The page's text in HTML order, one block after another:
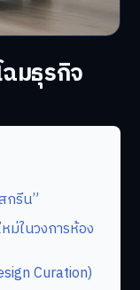
มธุรกิจ
กรีน”
ม่ในวงการห้อง
Curation)